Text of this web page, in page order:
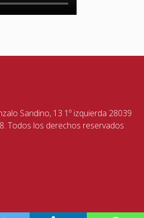
Sandino, 13 1º izquierda 28039
Todos los derechos reservados